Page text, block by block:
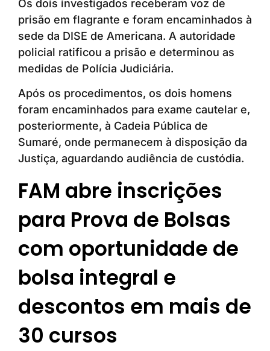
Os dois investigados receberam voz de
prisão em flagrante e foram encaminhados à
sede da DISE de Americana. A autoridade
policial ratificou a prisão e determinou as
medidas de Polícia Judiciária.
Após os procedimentos, os dois homens
foram encaminhados para exame cautelar e,
posteriormente, à Cadeia Pública de
Sumaré, onde permanecem à disposição da
Justiça, aguardando audiência de custódia.
FAM abre inscrições
para Prova de Bolsas
com oportunidade de
bolsa integral e
descontos em mais de
30 cursos